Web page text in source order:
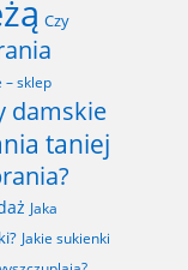
Czy
– sklep
damskie
taniej
Jaka
Jakie sukienki